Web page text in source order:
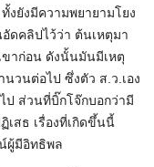
งยังมีความพยายามโยง
ดคลิปไว้ว่า ต้นเหตุมา
าก่อน ดังนั้นมันมีเหตุ
นวนต่อไป ซึ่งตัว ส.ว.เอง
ป ส่วนที่บิ๊กโจ๊กบอกว่ามี
เสธ เรื่องที่เกิดขึ้นนี้
ผู้มีอิทธิพล